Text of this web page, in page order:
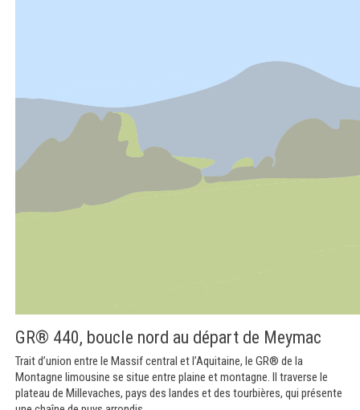
GR® 440, boucle nord au départ de Meymac
Trait d’union entre le Massif central et l’Aquitaine, le GR® de la
Montagne limousine se situe entre plaine et montagne. Il traverse le
plateau de Millevaches, pays des landes et des tourbières, qui présente